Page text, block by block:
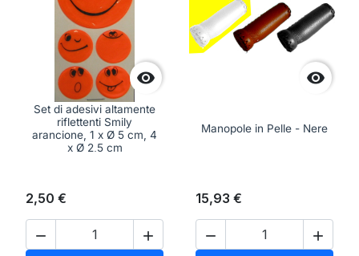

Set di adesivi altamente
riflettenti Smily
arancione, 1 x Ø 5 cm, 4
x Ø 2,5 cm
2,50 €
 

Manopole in Pelle - Nere
15,93 €
 